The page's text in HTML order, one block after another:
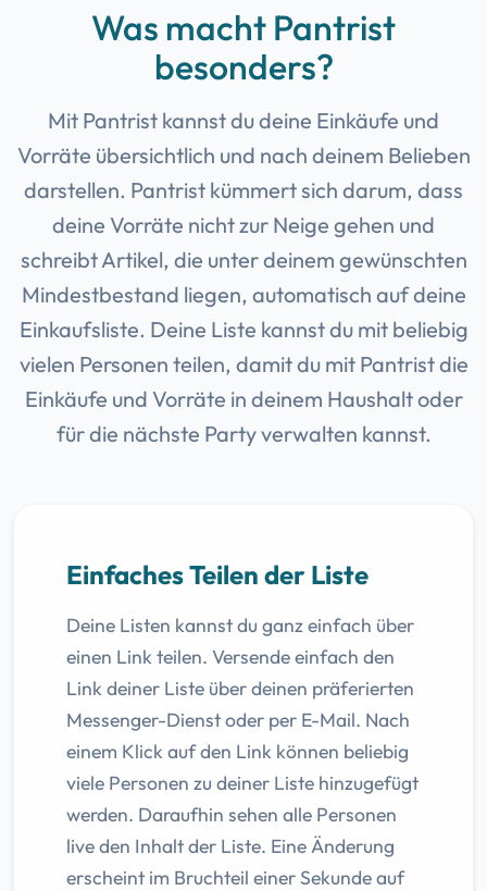
Was macht Pantrist
besonders?
Mit Pantrist kannst du deine Einkäufe und
Vorräte übersichtlich und nach deinem Belieben
darstellen. Pantrist kümmert sich darum, dass
deine Vorräte nicht zur Neige gehen und
schreibt Artikel, die unter deinem gewünschten
Mindestbestand liegen, automatisch auf deine
Einkaufsliste. Deine Liste kannst du mit beliebig
vielen Personen teilen, damit du mit Pantrist die
Einkäufe und Vorräte in deinem Haushalt oder
für die nächste Party verwalten kannst.
Einfaches Teilen der Liste
Deine Listen kannst du ganz einfach über
einen Link teilen. Versende einfach den
Link deiner Liste über deinen präferierten
Messenger-Dienst oder per E-Mail. Nach
einem Klick auf den Link können beliebig
viele Personen zu deiner Liste hinzugefügt
werden. Daraufhin sehen alle Personen
live den Inhalt der Liste. Eine Änderung
erscheint im Bruchteil einer Sekunde auf